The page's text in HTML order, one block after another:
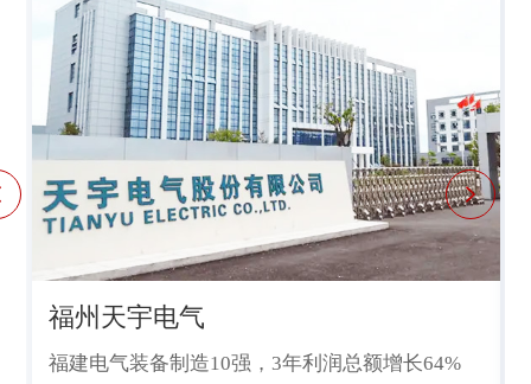
福州天宇电气
福建电气装备制造10强，3年利润总额增长64%